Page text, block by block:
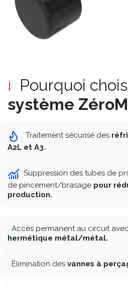
Pourquoi
système
Traitement sécurisé des
A2L et A3.
Suppression des tubes de
de pincement/brasage pour
production.
Accès permanent au circuit
hermétique métal/métal.
Élimination des vannes à